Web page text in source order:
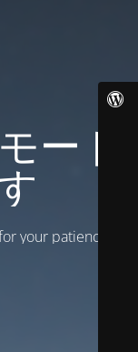
ード
your patience!